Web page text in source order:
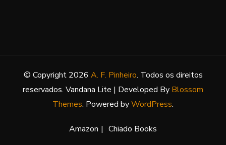
© Copyright 2026 A. F. Pinheiro. Todos os direitos
reservados. Vandana Lite | Developed By Blossom
Themes. Powered byWordPress.
Amazon Chiado Books